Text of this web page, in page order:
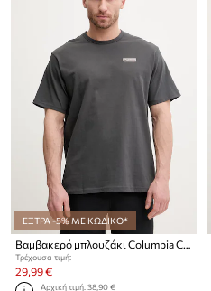
ΕΞΤΡΑ -5% ΜΕ ΚΩΔΙΚΟ*
Τρέχουσα τιμή:
29,99 €
Αρχική τιμή:38,90 €